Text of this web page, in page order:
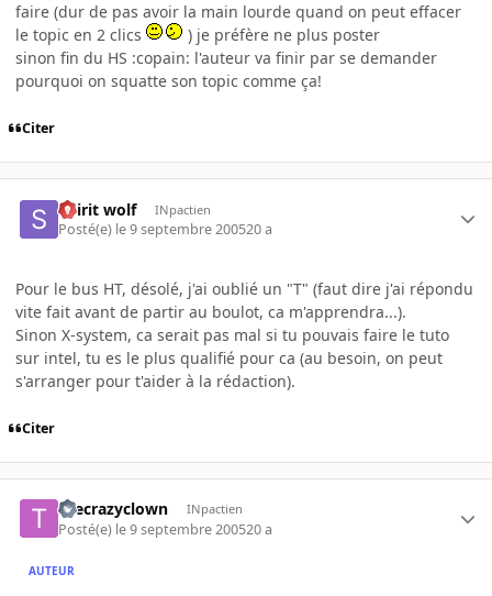
faire (dur de pas avoir la main lourde quand on peut effacer
le topic en 2 clics
) je préfère ne plus poster
sinon fin du HS :copain: l'auteur va finir par se demander
pourquoi on squatte son topic comme ça!
Citer
Spirit wolf INpactien
Posté(e) le 9 septembre 200520 a
Pour le bus HT, désolé, j'ai oublié un "T" (faut dire j'ai répondu
vite fait avant de partir au boulot, ca m'apprendra...).
Sinon X-system, ca serait pas mal si tu pouvais faire le tuto
sur intel, tu es le plus qualifié pour ca (au besoin, on peut
s'arranger pour t'aider à la rédaction).
Citer
thecrazyclown INpactien
Posté(e) le 9 septembre 200520 a
AUTEUR